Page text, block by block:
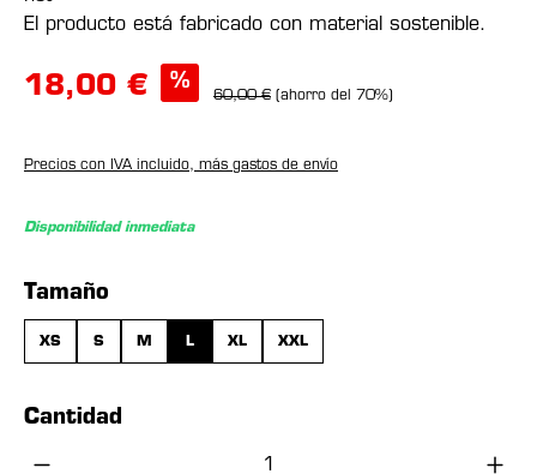
El producto está fabricado con material sostenible.
18,00 € %
60,00 € (ahorro del 70%)
Precios con IVA incluido, más gastos de envío
Disponibilidad inmediata
Seleccione
Tamaño
XS S M L XL XXL
Cantidad
Cantidad del producto: introduce la